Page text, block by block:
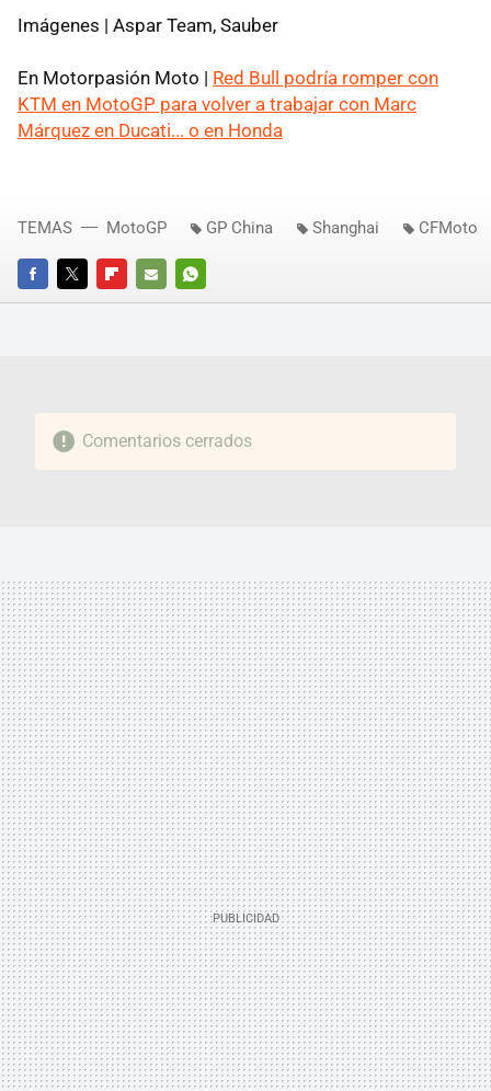
Imágenes | Aspar Team, Sauber
En Motorpasión Moto | Red Bull podría romper con
KTM en MotoGP para volver a trabajar con Marc
Márquez en Ducati... o en Honda
FACEBOOKTWITTERFLIPBOARD
E-
WHATSAPP
TEMAS MotoGP GP China Shanghai CFMoto
Comentarios cerrados